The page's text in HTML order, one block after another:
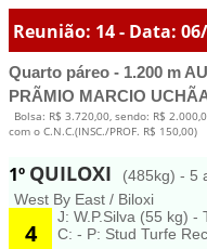
Reunião: 14 - Data:
Quarto páreo - 1.200 m AU
PRÃMIO MARCIO
Bolsa: R$ 3.720,00, sendo: R$
com o C.N.C.(INSC./PROF. R$ 150,00)
1º QUILOXI
(485kg) - 5
West By East / Biloxi
4
J: W.P.Silva (55 kg) -
C: - P: Stud Turfe